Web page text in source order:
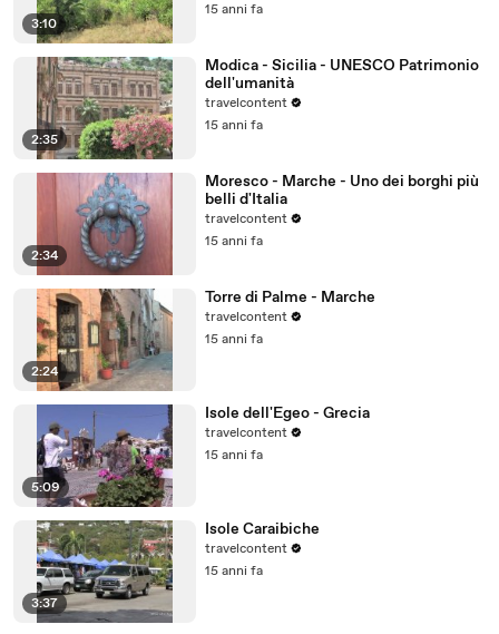
3:10
15 anni fa
2:35
Modica - Sicilia - UNESCO Patrimonio
dell'umanità
travelcontent
15 anni fa
2:34
Moresco - Marche - Uno dei borghi più
belli d'Italia
travelcontent
15 anni fa
2:24
Torre di Palme - Marche
travelcontent
15 anni fa
5:09
Isole dell'Egeo - Grecia
travelcontent
15 anni fa
3:37
Isole Caraibiche
travelcontent
15 anni fa